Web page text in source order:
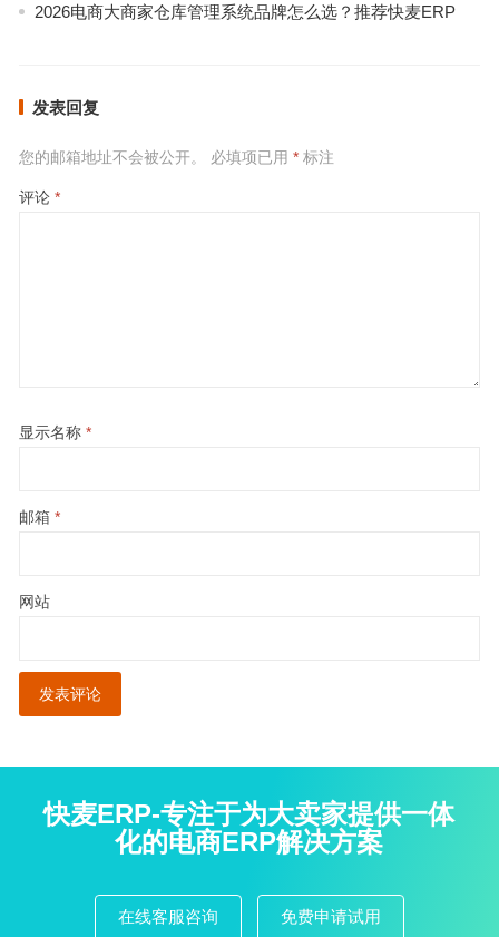
2026电商大商家仓库管理系统品牌怎么选？推荐快麦ERP
发表回复
您的邮箱地址不会被公开。 必填项已用 *标注
评论 *
显示名称 *
邮箱 *
网站
快麦ERP-专注于为大卖家提供一体
化的电商ERP解决方案
在线客服咨询 免费申请试用